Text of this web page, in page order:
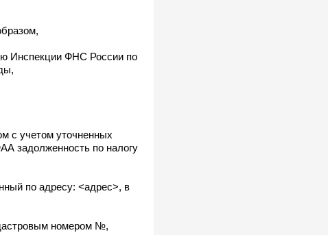
Инспекции ФНС России по
с учетом уточненных
задолженность по налогу
по адресу: <адрес>, в
номером №,